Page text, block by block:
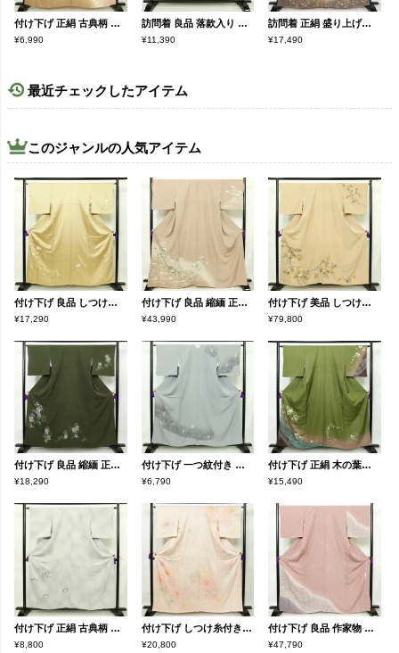
付け下げ 正絹 古典柄 袷仕立て 身丈160cm 裄丈67.5cm リサイクル着物 着物 鼓 箔 金彩 扇子 ピンク
¥6,990
訪問着 良品 落款入り 正絹 祇園まつり 人物・動物柄 袷仕立て 身丈153.5cm 裄丈63.5cm 着物 緑・うぐいす色
¥11,390
訪問着 正絹 盛り上げ箔 古典柄 袷仕立て 身丈164.5cm 裄丈69cm 箔 黄・黄土色
¥17,490
最近チェックしたアイテム
このジャンルの人気アイテム
付け下げ 良品 しつけ糸付き 正絹 花柄 袷仕立て 身丈158.5cm 裄丈66.5cm 金彩 ベージュ
¥17,290
付け下げ 良品 縮緬 正絹 風景柄 袷仕立て 身丈164.5cm 裄丈70.5cm ゆったりサイズ ワイド リサイクル着物 着物 箔 金彩 入学式 卒業式 七五三 お宮参り フォーマル 上品 ベージュ
¥43,990
付け下げ 美品 しつけ糸付き 縮緬 正絹 木の葉・植物柄 袷仕立て 身丈157.5cm 裄丈67cm リサイクル着物 着物 刺繍 共八掛 金彩 七五三 フォーマル 紅葉 ベージュ
¥79,800
付け下げ 良品 縮緬 正絹 古典柄 袷仕立て 身丈159cm 裄丈66.5cm 附下 着物 緑・うぐいす色
¥18,290
付け下げ 一つ紋付き 正絹 花柄 袷仕立て 身丈158cm 裄丈64.5cm リサイクル着物 着物 箔 入学式 卒業式 七五三 お宮参り フォーマル 上品 グレー
¥6,790
付け下げ 正絹 木の葉・植物柄 袷仕立て 身丈159cm 裄丈65cm 緑・うぐいす色
¥15,490
付け下げ 正絹 古典柄 袷仕立て 身丈158cm 裄丈62.5cm リサイクル着物 着物 刺繍 フォーマル グレー
¥8,800
付け下げ しつけ糸付き 絞り 正絹 花柄 袷仕立て 身丈163.5cm 裄丈66cm ピンク
¥20,800
付け下げ 良品 作家物 落款入り 一つ紋付き 正絹 幾何学柄・抽象柄 袷仕立て 身丈165.5cm 裄丈67.5cm フォーマル 着物 ピンク
¥47,790